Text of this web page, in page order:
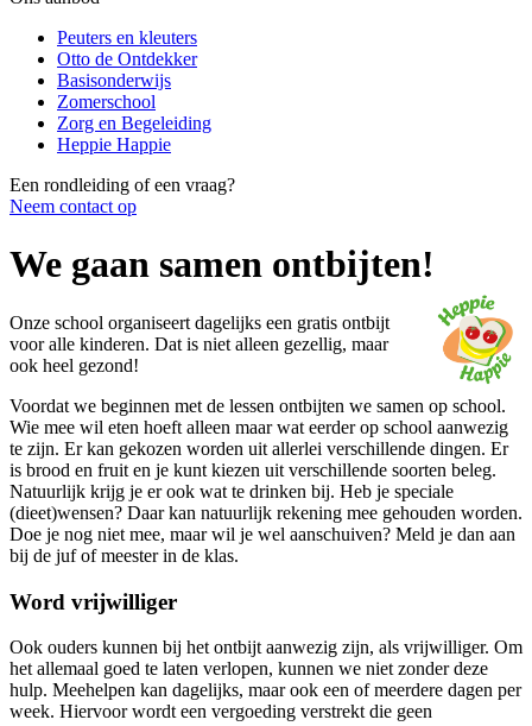
Peuters en kleuters
Otto de Ontdekker
Basisonderwijs
Zomerschool
Zorg en Begeleiding
Heppie Happie
Een rondleiding of een vraag?
Neem contact op
We gaan samen ontbijten!
Onze school organiseert dagelijks een gratis ontbijt
voor alle kinderen. Dat is niet alleen gezellig, maar
ook heel gezond!
Voordat we beginnen met de lessen ontbijten we samen op school.
Wie mee wil eten hoeft alleen maar wat eerder op school aanwezig
te zijn. Er kan gekozen worden uit allerlei verschillende dingen. Er
is brood en fruit en je kunt kiezen uit verschillende soorten beleg.
Natuurlijk krijg je er ook wat te drinken bij. Heb je speciale
(dieet)wensen? Daar kan natuurlijk rekening mee gehouden worden.
Doe je nog niet mee, maar wil je wel aanschuiven? Meld je dan aan
bij de juf of meester in de klas.
Word vrijwilliger
Ook ouders kunnen bij het ontbijt aanwezig zijn, als vrijwilliger. Om
het allemaal goed te laten verlopen, kunnen we niet zonder deze
hulp. Meehelpen kan dagelijks, maar ook een of meerdere dagen per
week. Hiervoor wordt een vergoeding verstrekt die geen